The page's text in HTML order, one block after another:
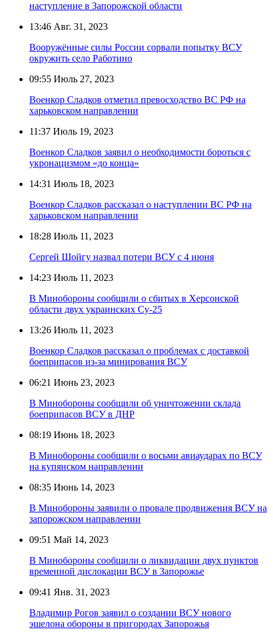
наступление в Запорожской области
13:46 Авг. 31, 2023
Вооружённые силы России сорвали попытку ВСУ
окружить село Работино
09:55 Июль 27, 2023
Военкор Сладков отметил превосходство ВС РФ на
харьковском направлении
11:37 Июль 19, 2023
Военкор Сладков заявил о необходимости бороться с
укронацизмом «до конца»
14:31 Июль 18, 2023
Военкор Сладков рассказал о наступлении ВС РФ на
харьковском направлении
18:28 Июль 11, 2023
Сергей Шойгу назвал потери ВСУ с 4 июня
14:23 Июль 11, 2023
В Минобороны сообщили о сбитых в Херсонской
области двух украинских Су-25
13:26 Июль 11, 2023
Военкор Сладков рассказал о проблемах с доставкой
боеприпасов из-за минирования ВСУ
06:21 Июнь 23, 2023
В Минобороны сообщили об уничтожении склада
боеприпасов ВСУ в ДНР
08:19 Июнь 18, 2023
В Минобороны сообщили о восьми авиаударах по ВСУ
на купянском направлении
08:35 Июнь 14, 2023
В Минобороны заявили о провале продвижения ВСУ на
запорожском направлении
09:51 Май 14, 2023
В Минобороны сообщили о ликвидации двух пунктов
временной дислокации ВСУ в Запорожье
09:41 Янв. 31, 2023
Владимир Рогов заявил о создании ВСУ нового
эшелона обороны в пригородах Запорожья